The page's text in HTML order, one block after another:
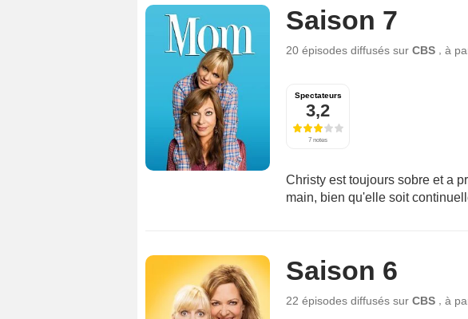
Saison 7
20 épisodes diffusés sur CBS , à
Spectateurs
3,2
7 notes
Christy est toujours sobre et a
main, bien qu'elle soit
Saison 6
22 épisodes diffusés sur CBS à